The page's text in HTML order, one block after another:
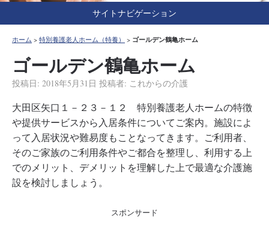
サイトナビゲーション
ホーム > 特別養護老人ホーム（特養） > ゴールデン鶴亀ホーム
ゴールデン鶴亀ホーム
投稿日: 2018年5月31日 投稿者: これからの介護
大田区矢口１－２３－１２ 特別養護老人ホームの特徴
や提供サービスから入居条件についてご案内。施設によ
って入居状況や難易度もことなってきます。ご利用者、
そのご家族のご利用条件やご都合を整理し、利用する上
でのメリット、デメリットを理解した上で最適な介護施
設を検討しましょう。
スポンサード